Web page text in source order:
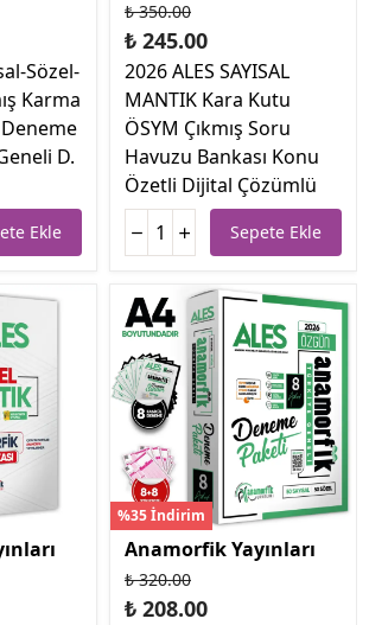
Sözel-
Karma
D.
Ekle
₺ 350.00
₺ 245.00
2026 ALES SAYISAL
MANTIK Kara Kutu
ÖSYM Çıkmış Soru
Havuzu Bankası Konu
Özetli Dijital Çözümlü
Sepete Ekle
%35 İndirim
Anamorfik Yayınları
₺ 320.00
₺ 208.00